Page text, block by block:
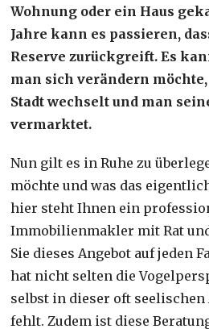
Wohnung oder ein Haus
Jahre kann es passieren,
Reserve zurückgreift. Es
man sich verändern möchte,
Stadt wechselt und man
vermarktet.
Nun gilt es in Ruhe zu
möchte und was das
hier steht Ihnen ein
Immobilienmakler mit Rat
Sie dieses Angebot auf jeden
hat nicht selten die
selbst in dieser oft
fehlt. Zudem ist diese